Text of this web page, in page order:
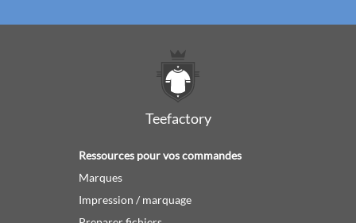
Teefactory
Ressources pour vos commandes
Marques
Impression / marquage